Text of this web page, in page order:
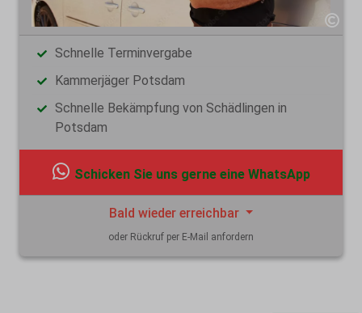
Schnelle Terminvergabe
Kammerjäger Potsdam
Schnelle Bekämpfung von Schädlingen in
Potsdam
Schicken Sie uns gerne eine WhatsApp
Bald wieder erreichbar
oder Rückruf per E-Mail anfordern